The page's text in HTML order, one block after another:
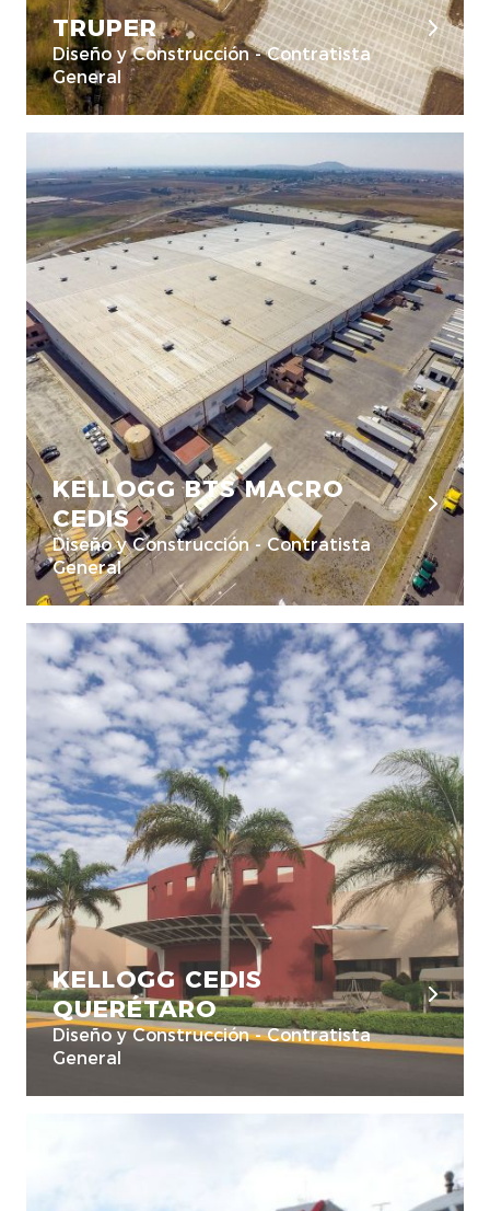
TRUPER
Diseño y Construcción - Contratista
General
KELLOGG BTS MACRO
CEDIS
Diseño y Construcción - Contratista
General
KELLOGG CEDIS
QUERÉTARO
Diseño y Construcción - Contratista
General